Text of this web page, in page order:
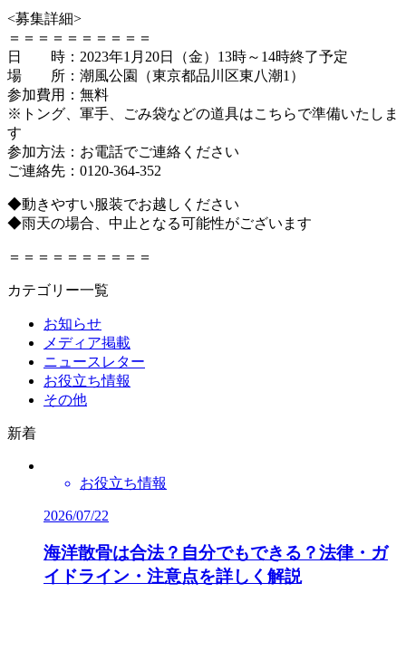
<募集詳細>
＝＝＝＝＝＝＝＝＝＝
日 時：2023年1月20日（金）13時～14時終了予定
場 所：潮風公園（東京都品川区東八潮1）
参加費用：無料
※トング、軍手、ごみ袋などの道具はこちらで準備いたしま
す
参加方法：お電話でご連絡ください
ご連絡先：0120-364-352
◆動きやすい服装でお越しください
◆雨天の場合、中止となる可能性がございます
＝＝＝＝＝＝＝＝＝＝
カテゴリー一覧
お知らせ
メディア掲載
ニュースレター
お役立ち情報
その他
新着
お役立ち情報
2026/07/22
海洋散骨は合法？自分でもできる？法律・ガ
イドライン・注意点を詳しく解説